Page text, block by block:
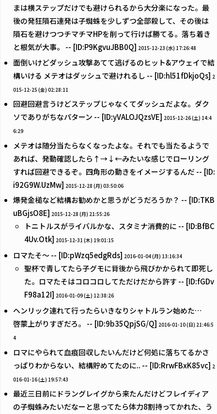
まは横ステップだけでも避けられるから大分楽になった。最
後の発狂隕石連発は子蜘蛛を少しずつ全部殺して、その後は
隕石を避けつつチマチマHPを削って行けば勝てる。落ち着き
と根気が大事。 -- [ID:P9KgvuJBB0Q] 2015-12-23 (水) 17:26:48
面倒いけどダッシュ攻撃あてて逃げるのヒット&アウェイで結
構いける メテオはダッシュで避けれるし -- [ID:hl51fDkjoQs] 2
015-12-25 (金) 02:28:11
回避回避言うけどステップじゃなくてダッシュだよな。ダク
ソでありがちなパターン -- [ID:yVALOJQzsVE] 2015-12-26 (土) 14:4
6:29
メテオは随分当たらなくなったよな。それでも当たるようで
あれば、発動確認したら↑→↓←みたいな感じでローリング
すれば回避できるぞ。四角形の動きをイメージするんだ -- [ID:
i92G9W.UzMw] 2015-12-28 (月) 03:50:06
爆発金槌など結構お勧めかと思うがどうだろうか？ -- [ID:TKB
uBGjsO8E] 2015-12-28 (月) 21:55:26
トニトルスがライバルかな、スタミナ消費的に -- [ID:BfBC
4Uv.Otk] 2015-12-31 (木) 19:01:15
ロマたそ〜 -- [ID:pWzq5edgRds] 2016-01-04 (月) 13:16:34
聖杯で青してたら子グモに背後から飛びかかられて即死し
た。ロマたそはコロコロしてただけだから許す -- [ID:fGDv
F98a12I] 2016-01-09 (土) 12:38:26
ヘンリック連れて行ったらいきなりシャトルラン始めた…
啓蒙上がりすぎだろ。 -- [ID:9b35QpjSG/Q] 2016-01-10 (日) 21:46:5
4
ロマにやられて血痕回収したいんだけど何処に落ちてるかさ
っぱりわからない、結構貯めてたのに.. -- [ID:RrwFBxK85vc] 2
016-01-16 (土) 19:57:43
最近三日前にドラングレイグから来たんだけどフレイディア
の子蜘蛛みたいだなーと思ってたら体力8割持ってかれた、う